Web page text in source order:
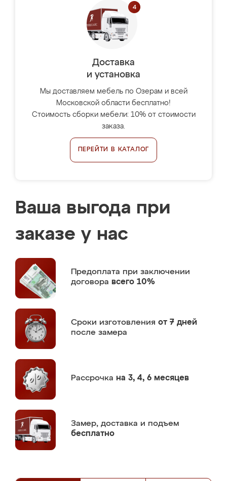
Доставка
и установка
Мы доставляем мебель по Озерам и всей
Московской области бесплатно!
Стоимость сборки мебели: 10% от стоимости
заказа.
ПЕРЕЙТИ В КАТАЛОГ
Ваша выгода при
заказе у нас
Предоплата при заключении
договора всего 10%
Сроки изготовления от 7 дней
после замера
Рассрочка на 3, 4, 6 месяцев
Замер, доставка и подъем
бесплатно